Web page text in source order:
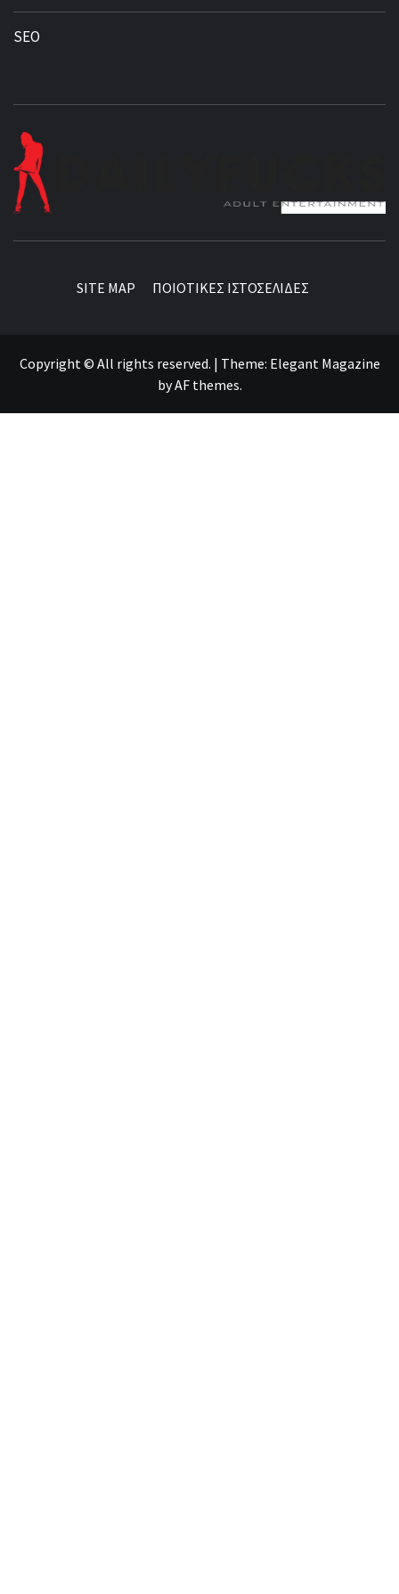
SEO
SITE MAP ΠΟΙΟΤΙΚΕΣ ΙΣΤΟΣΕΛΙΔΕΣ
Copyright © All rights reserved. | Theme: Elegant Magazine
byAF themes.